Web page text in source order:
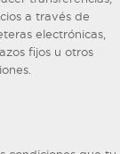
a través de
electrónicas,
fijos u otros